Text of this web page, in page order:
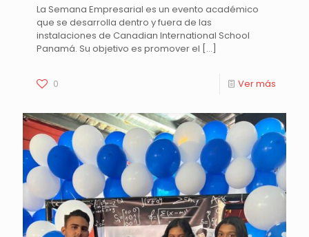
La Semana Empresarial es un evento académico
que se desarrolla dentro y fuera de las
instalaciones de Canadian International School
Panamá. Su objetivo es promover el […]
0 Ver más